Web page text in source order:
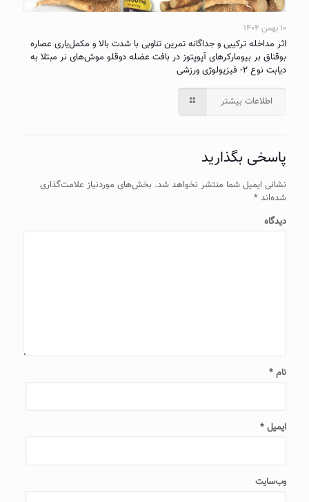
۱۰ بهمن ۱۴۰۴
اثر مداخله ترکیبی و جداگانه تمرین تناوبی با شدت بالا و مکمل‌یاری عصاره
بوقناق بر بیومارکرهای آپوپتوز در بافت عضله دوقلو موش‌های نر مبتلا به
دیابت نوع ۲- فیزیولوژی ورزشی
اطلاعات بیشتر
پاسخی بگذارید
نشانی ایمیل شما منتشر نخواهد شد. بخش‌های موردنیاز علامت‌گذاری
شده‌اند *
دیدگاه
نام *
ایمیل *
وب‌سایت